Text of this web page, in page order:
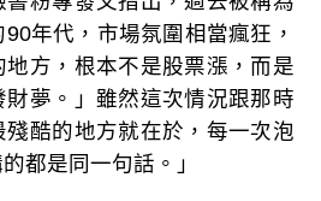
90年代，市場氛圍相當瘋狂，
地方，根本不是股票漲，而是
夢。」雖然這次情況跟那時
酷的地方就在於，每一次泡
都是同一句話。」